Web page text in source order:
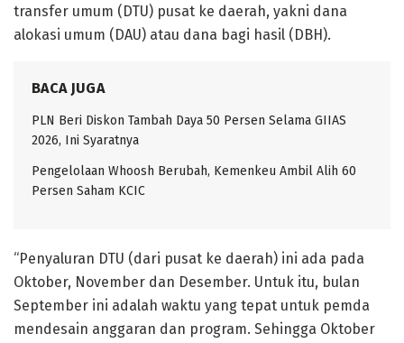
transfer umum (DTU) pusat ke daerah, yakni dana
alokasi umum (DAU) atau dana bagi hasil (DBH).
BACA JUGA
PLN Beri Diskon Tambah Daya 50 Persen Selama GIIAS
2026, Ini Syaratnya
Pengelolaan Whoosh Berubah, Kemenkeu Ambil Alih 60
Persen Saham KCIC
“Penyaluran DTU (dari pusat ke daerah) ini ada pada
Oktober, November dan Desember. Untuk itu, bulan
September ini adalah waktu yang tepat untuk pemda
mendesain anggaran dan program. Sehingga Oktober